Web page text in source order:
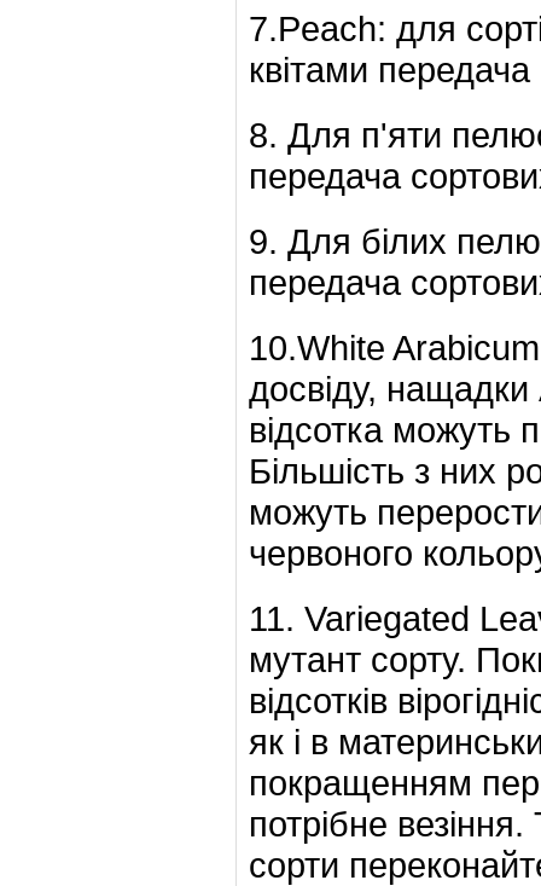
7.Peach: для
квітами
8. Для п'яти
передача
9. Для білих
передача
10.White
досвіду, нащадки
відсотка можуть
Більшість з них
можуть
червоного
11. Variegated
мутант сорту.
відсотків
як і в
покращенням
потрібне
сорти